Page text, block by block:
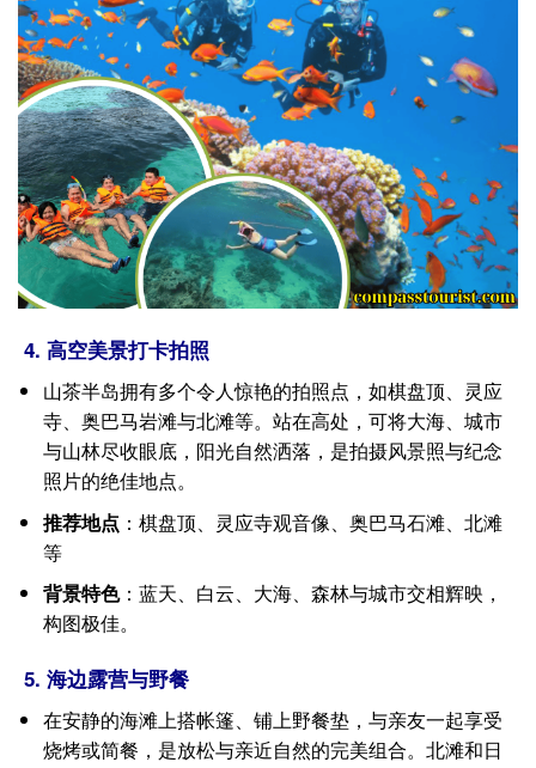
4. 高空美景打卡拍照
山茶半岛拥有多个令人惊艳的拍照点，如棋盘顶、灵应
寺、奥巴马岩滩与北滩等。站在高处，可将大海、城市
与山林尽收眼底，阳光自然洒落，是拍摄风景照与纪念
照片的绝佳地点。
推荐地点 ：棋盘顶、灵应寺观音像、奥巴马石滩、北滩
等
背景特色：蓝天、白云、大海、森林与城市交相辉映，
构图极佳。
5. 海边露营与野餐
在安静的海滩上搭帐篷、铺上野餐垫，与亲友一起享受
烧烤或简餐，是放松与亲近自然的完美组合。北滩和日